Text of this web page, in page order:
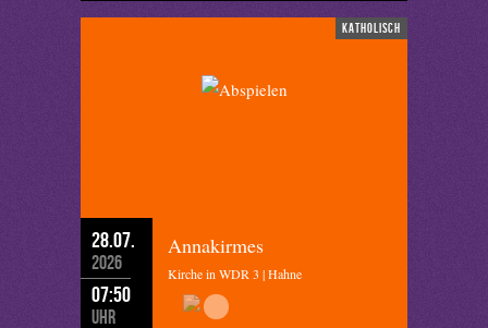
katholisch
28.07.
2026
07:50
Uhr
Annakirmes
Kirche in WDR 3 | Hahne